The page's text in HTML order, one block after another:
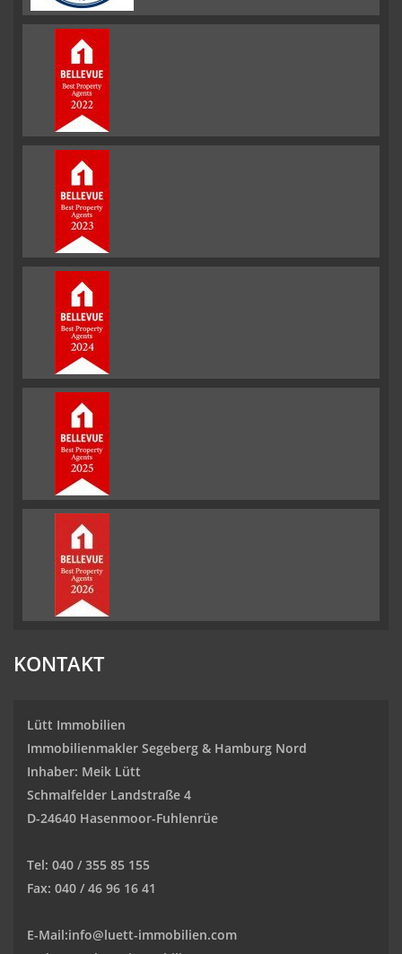
KONTAKT
Lütt Immobilien
Immobilienmakler Segeberg & Hamburg Nord
Inhaber: Meik Lütt
Schmalfelder Landstraße 4
D-24640 Hasenmoor-Fuhlenrüe
Tel: 040 / 355 85 155
Fax: 040 / 46 96 16 41
E-Mail:info@luett-immobilien.com